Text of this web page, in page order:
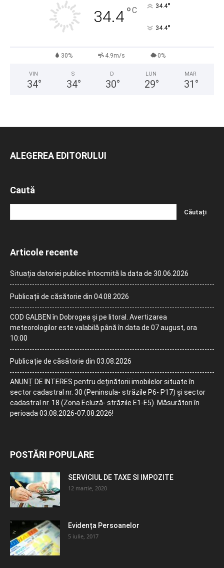
34.4°C 34.4°
34.4°
30% 4.9m/s 0%
VIN
34°
S
34°
D
30°
LUN
29°
MAR
31 °
ALEGEREA EDITORULUI
Caută
Articole recente
Situația datoriei publice întocmită la data de 30.06.2026
Publicații de căsătorie din 04.08.2026
COD GALBEN în Dobrogea și pe litoral. Avertizarea
meteorologilor este valabilă până în data de 07 august, ora
10:00
Publicație de căsătorie din 03.08.2026
ANUNȚ DE INTERES pentru deținătorii imobilelor situate în
sector cadastral nr. 30 (Peninsula- străzile P6- P17) și sector
cadastral nr. 18 (Zona Ecluză- străzile E1-E5). Măsurători în
perioada 03.08.2026-07.08.2026!
POSTĂRI POPULARE
SERVICIUL DE TAXE SI IMPOZITE
12 martie, 2020
Evidența Persoanelor
5 iulie, 2017